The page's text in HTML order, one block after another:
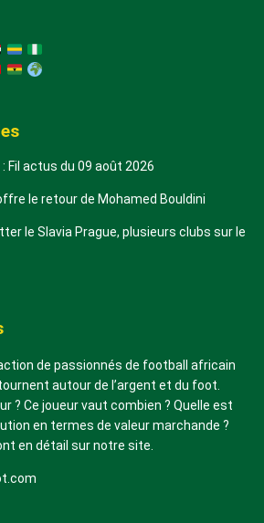
Fil actus du 09 août 2026
le retour de Mohamed Bouldini
le Slavia Prague, plusieurs clubs sur le
de passionnés de football africain
autour de l’argent et du foot.
? Ce joueur vaut combien ? Quelle est
en termes de valeur marchande ?
en détail sur notre site.